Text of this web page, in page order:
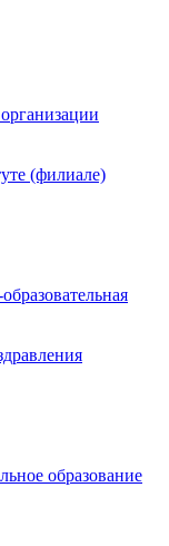
(филиале)
образование